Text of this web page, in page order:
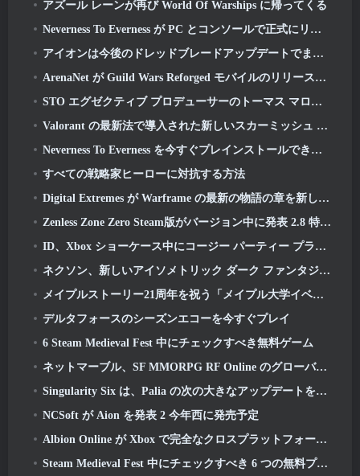
アズール レーンが再び World Of Warships に帰ってくる
Neverness To Everness が PC とコンソールで正式にリリース
アイオンは今後のドレッドブレードアップデートでまったく新しいクラスを取得します
ArenaNet が Guild Wars Reforged モバイルのリリースを発表
STO エグゼクティブ プロデューサーのトーマス マローネとネバーウィンター クリエイティブ ディレクターのランディ モションズがゲームと Cryptic の将来について語る
Valorant の最新法で導入された新しいスカーミッシュ モードのバリアント
Neverness To Everness を今すぐプレインストールできます
すべての戦略家ヒーローに対抗する方法
Digital Extremes が Warframe の最新の物語の章を新しいアニメ短編で公開
Zenless Zone Zero Steam版がバージョン中に発表 2.8 特別プログラム
ID、Xbox ショーケース中にコージー パーティー プラットフォーマー ゲーム Totopia を発表, ベータ版の募集を開始
ネクソン、新しいアイソメトリック ダーク ファンタジー MMORPG を発表, 無冠の残り火
メイプルストーリー21周年を祝う「メイプル大学イベント」
デルタフォースのシーズンエコーを今すぐプレイ
6 Steam Medieval Fest 中にチェックすべき無料ゲーム
ネットマーブル、SF MMORPG RF Online のグローバル版事前登録を発表 Next
Singularity Six は、Palia の次の大きなアップデートを紹介します The Royal Highlands
NCSoft が Aion を発表 2 今年西に発売予定
Albion Online が Xbox で完全なクロスプラットフォーム プレイを実現
Steam Medieval Fest 中にチェックすべき 6 つの無料プレイ ゲーム